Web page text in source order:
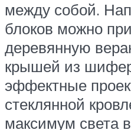
между собой.
блоков можно
деревянную
крышей из
эффектные
стеклянной
максимум света